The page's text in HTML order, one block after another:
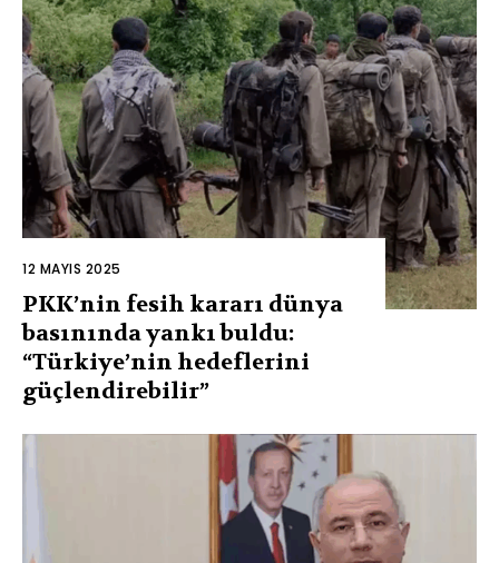
12 MAYIS 2025
PKK’nin fesih kararı dünya
basınında yankı buldu:
“Türkiye’nin hedeflerini
güçlendirebilir”